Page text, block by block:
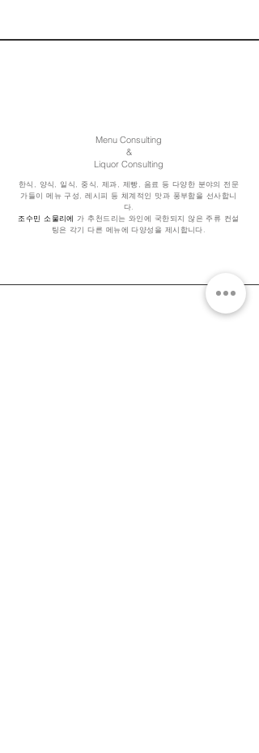
Menu Consulting
&
Liquor Consulting
한식, 양식, 일식, 중식, 제과, 제빵, 음료 등 다양한 분야의 전문
가들이 메뉴 구성, 레시피 등 체계적인 맛과 풍부함을 선사합니
다.
조수민 소물리에 가 추천드리는 와인에 국한되지 않은 주류 컨설
팅은 각기 다른 메뉴에 다양성을 제시합니다.